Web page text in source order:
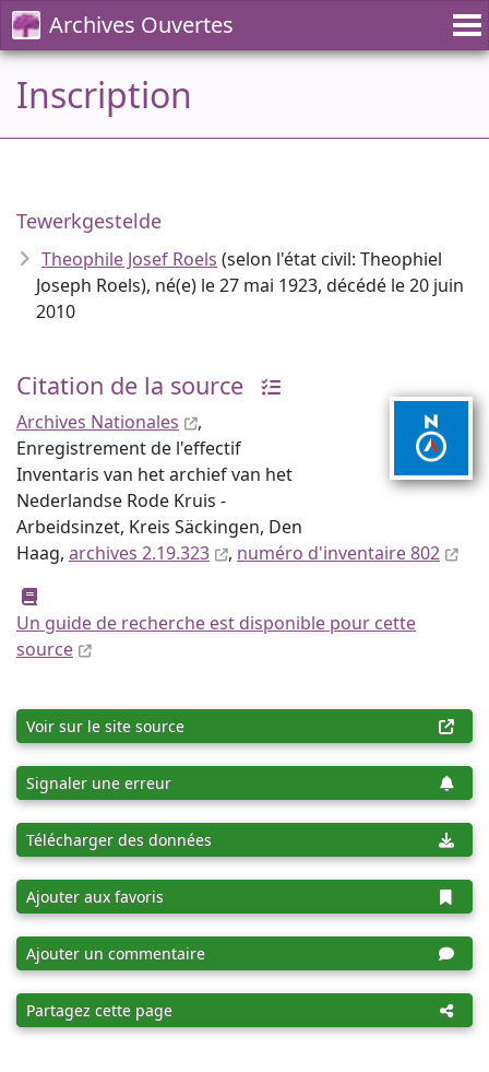
Archives Ouvertes
Inscription
Tewerkgestelde
Theophile Josef Roels (selon l'état civil: Theophiel
Joseph Roels), né(e) le 27 mai 1923, décédé le 20 juin
2010
Citation de la source
Archives Nationales
,
Enregistrement de l'effectif
Inventaris van het archief van het
Nederlandse Rode Kruis -
Arbeidsinzet, Kreis Säckingen, Den
Haag, archives 2.19.323 , numéro d'inventaire 802
Un guide de recherche est disponible pour cette
source
Voir sur le site source
Signaler une erreur
Télécharger des données
Ajouter aux favoris
Ajouter un commentaire
Partagez cette page